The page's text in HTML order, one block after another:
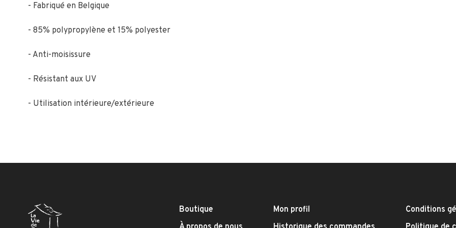
- Fabriqué en Belgique
- 85% polypropylène et 15% polyester
- Anti-moisissure
- Résistant aux UV
- Utilisation intérieure/extérieure
Boutique
Mon profil
Conditions